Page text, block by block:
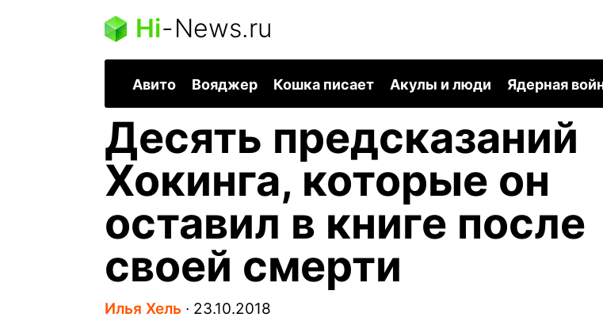
Hi-News.ru
Авито Вояджер Кошка писает Акулы и люди Ядерная
Десять предсказаний
Хокинга, которые он
оставил в книге после
своей смерти
Илья Хель ∙ 23.10.2018